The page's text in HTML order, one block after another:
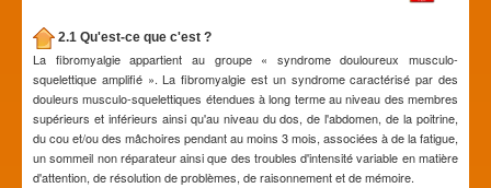
2.1 Qu'est-ce que c'est ?
La fibromyalgie appartient au groupe « syndrome douloureux musculo-
squelettique amplifié ». La fibromyalgie est un syndrome caractérisé par des
douleurs musculo-squelettiques étendues à long terme au niveau des membres
supérieurs et inférieurs ainsi qu'au niveau du dos, de l'abdomen, de la poitrine,
du cou et/ou des mâchoires pendant au moins 3 mois, associées à de la fatigue,
un sommeil non réparateur ainsi que des troubles d'intensité variable en matière
d'attention, de résolution de problèmes, de raisonnement et de mémoire.